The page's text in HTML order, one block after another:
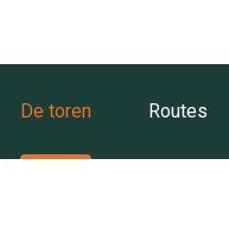
De toren Routes